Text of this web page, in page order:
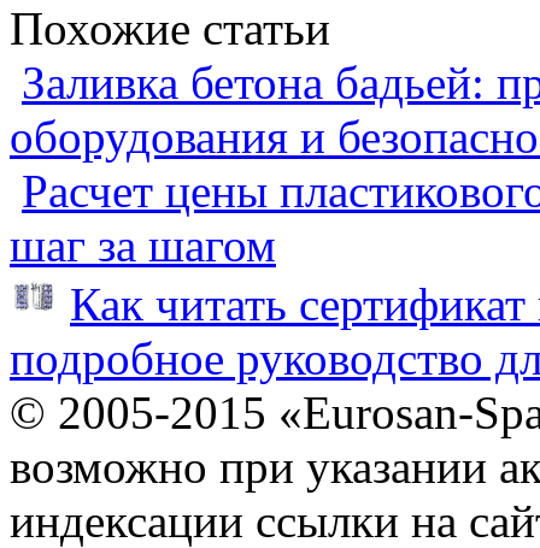
Похожие статьи
Заливка бетона бадьей:
оборудования и
Расчет цены
шаг за шагом
Как читать
подробное руководство
© 2005-2015 «Eurosan-
возможно при указании
индексации ссылки на